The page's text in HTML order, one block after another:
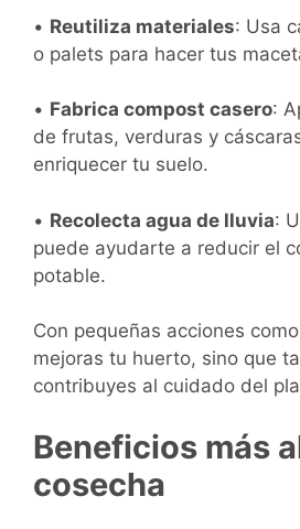
• Reutiliza materiales: Usa
o palets para hacer tus
• Fabrica compost casero:
de frutas, verduras y
enriquecer tu suelo.
• Recolecta agua de lluvia:
puede ayudarte a reducir el
potable.
Con pequeñas acciones
mejoras tu huerto, sino que
contribuyes al cuidado del
Beneficios más
cosecha